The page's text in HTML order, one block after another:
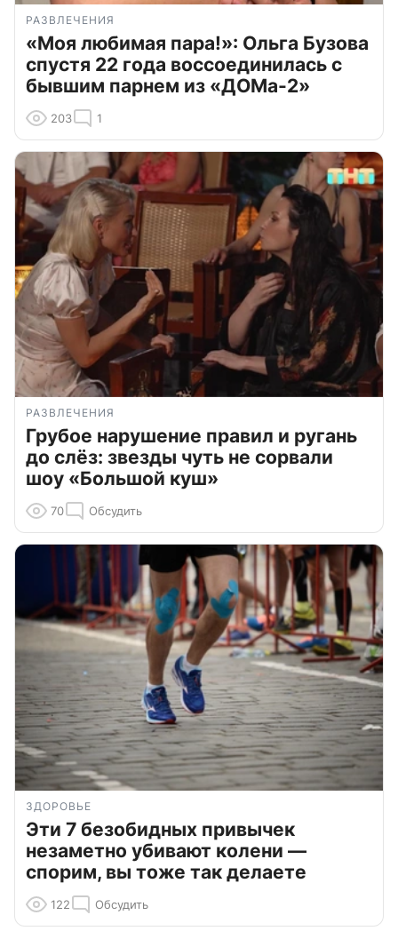
РАЗВЛЕЧЕНИЯ
«Моя любимая пара!»: Ольга Бузова
спустя 22 года воссоединилась с
бывшим парнем из «ДОМа-2»
203 1
РАЗВЛЕЧЕНИЯ
Грубое нарушение правил и ругань
до слёз: звезды чуть не сорвали
шоу «Большой куш»
70 Обсудить
ЗДОРОВЬЕ
Эти 7 безобидных привычек
незаметно убивают колени —
спорим, вы тоже так делаете
122 Обсудить